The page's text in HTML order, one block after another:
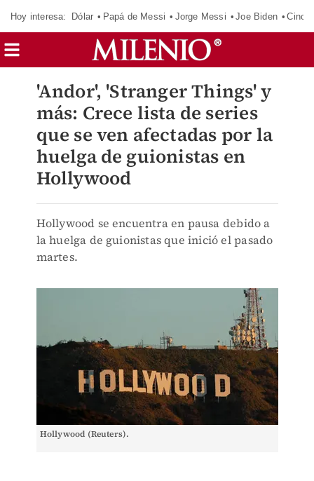
Hoy interesa: Dólar Papá de Messi Jorge Messi Joe Biden
'Andor', 'Stranger Things' y
más: Crece lista de series
que se ven afectadas por la
huelga de guionistas en
Hollywood
Hollywood se encuentra en pausa debido a
la huelga de guionistas que inició el pasado
martes.
Hollywood (Reuters).